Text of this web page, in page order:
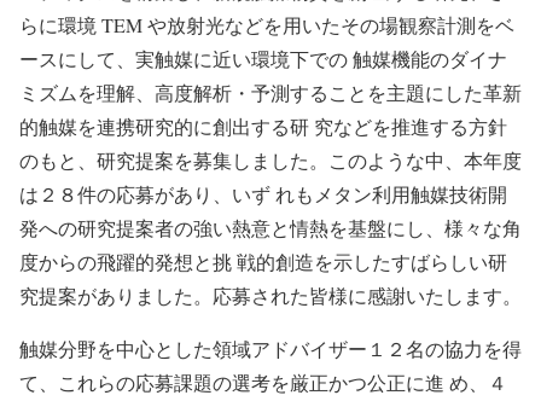
らに環境 TEM や放射光などを用いたその場観察計測をベ
ースにして、実触媒に近い環境下での 触媒機能のダイナ
ミズムを理解、高度解析・予測することを主題にした革新
的触媒を連携研究的に創出する研 究などを推進する方針
のもと、研究提案を募集しました。このような中、本年度
は２８件の応募があり、いず れもメタン利用触媒技術開
発への研究提案者の強い熱意と情熱を基盤にし、様々な角
度からの飛躍的発想と挑 戦的創造を示したすばらしい研
究提案がありました。応募された皆様に感謝いたします。
触媒分野を中心とした領域アドバイザー１２名の協力を得
て、これらの応募課題の選考を厳正かつ公正に進 め、４